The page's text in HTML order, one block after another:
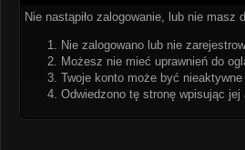
Nie nastąpiło zalogowanie, lub nie
Nie zalogowano lub nie
Możesz nie mieć uprawnień do
Twoje konto może być
Odwiedzono tę stronę wpisując